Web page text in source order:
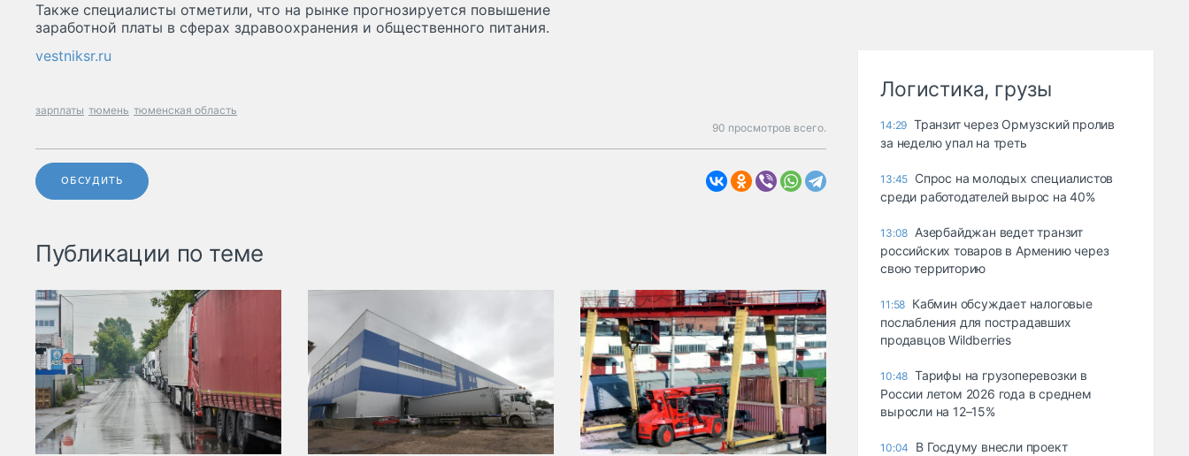
Также специалисты отметили, что на рынке прогнозируется повышение
заработной платы в сферах здравоохранения и общественного питания.
vestniksr.ru
зарплаты тюмень тюменская область
90 просмотров всего.
ОБСУДИТЬ
Публикации по теме
Логистика, грузы
14:29 Транзит через Ормузский пролив
за неделю упал на треть
13:45 Спрос на молодых специалистов
среди работодателей вырос на 40%
13:08 Азербайджан ведет транзит
российских товаров в Армению через
свою территорию
11:58 Кабмин обсуждает налоговые
послабления для пострадавших
продавцов Wildberries
10:48 Тарифы на грузоперевозки в
России летом 2026 года в среднем
выросли на 12–15%
10:04
В Госдуму внесли проект